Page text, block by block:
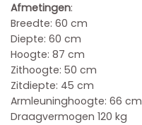
Afmetingen:
Breedte: 60 cm
Diepte: 60 cm
Hoogte: 87 cm
Zithoogte: 50 cm
Zitdiepte: 45 cm
Armleuninghoogte: 66 cm
Draagvermogen 120 kg